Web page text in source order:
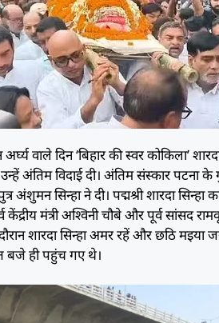
वाले दिन ‘बिहार की स्वर कोकिला’
अंतिम विदाई दी। अंतिम संस्कार पटना
अंशुमन सिन्हा ने दी। पद्मश्री शारदा
केंद्रीय मंत्री अश्विनी चौबे और पूर्व सांसद
शारदा सिन्हा अमर रहें और छठि
बजे ही पहुंच गए थे।